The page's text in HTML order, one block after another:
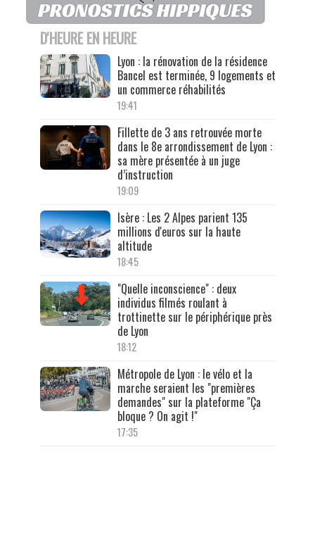
D'HEURE EN HEURE
Lyon : la rénovation de la résidence
Bancel est terminée, 9 logements et
un commerce réhabilités
19:41
Fillette de 3 ans retrouvée morte
dans le 8e arrondissement de Lyon :
sa mère présentée à un juge
d’instruction
19:09
Isère : Les 2 Alpes parient 135
millions d'euros sur la haute
altitude
18:45
"Quelle inconscience" : deux
individus filmés roulant à
trottinette sur le périphérique près
de Lyon
18:12
Métropole de Lyon : le vélo et la
marche seraient les "premières
demandes" sur la plateforme "Ça
bloque ? On agit !"
17:35